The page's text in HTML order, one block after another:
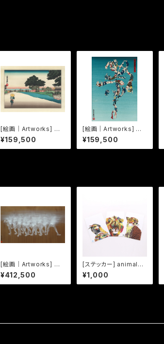
[絵画｜Artworks] 今
昔懐景うしろすがた -水
無月-
¥159,500
[絵画｜Artworks] 尾
頭遊覧戯画 かたかい
¥159,500
[絵画｜Artworks] 擬
音態画伝 いんぞ｜Inzo
¥412,500
[ステッカー] animalor
｜チーター、ライオン、ハ
シビロコウ(全3種)
¥1,000